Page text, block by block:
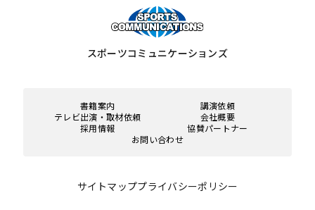
スポーツコミュニケーションズ
書籍案内
講演依頼
テレビ出演・取材依頼
会社概要
採用情報
協賛パートナー
お問い合わせ
サイトマッププライバシーポリシー